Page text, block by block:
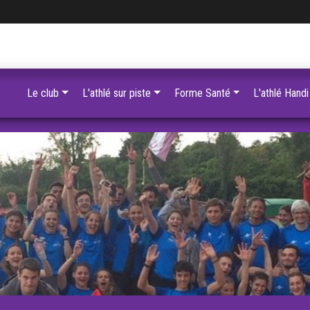
Le club L'athlé sur piste Forme Santé L'athlé Handi